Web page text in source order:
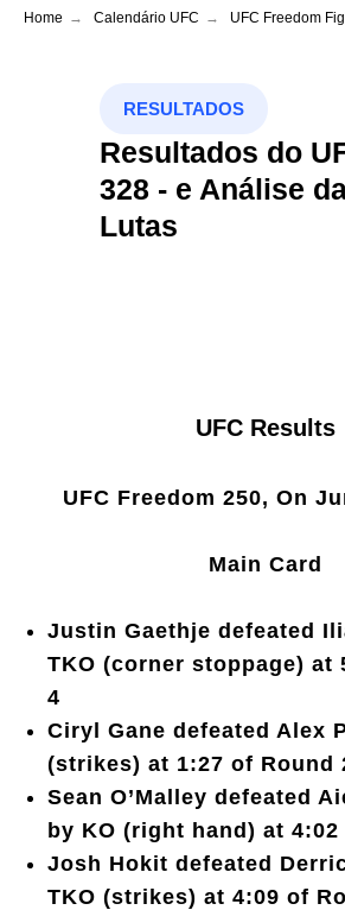
Home → Calendário UFC → UFC Freedom
RESULTADOS
Resultados do
328 - e Análise
Lutas
UFC Results
UFC Freedom 250, On
Main Card
Justin Gaethje defeated
TKO (corner stoppage) at
4
Ciryl Gane defeated Alex
(strikes) at 1:27 of Round
Sean O’Malley defeated
by KO (right hand) at
Josh Hokit defeated
TKO (strikes) at 4:09 of